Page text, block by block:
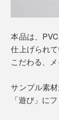
車の鍵に付
イブにも◎。
本品は、
仕上げられ
こだわる、
サンプル素
「遊び」に